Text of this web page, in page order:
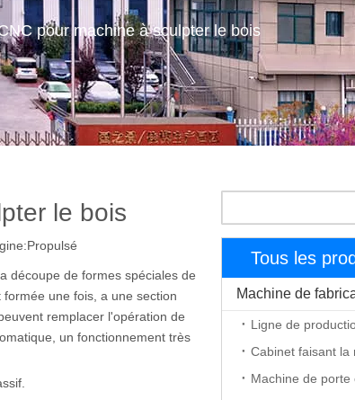
pour machine à sculpter le bois
le bois
Propulsé
découpe de formes spéciales de
une fois, a une section
remplacer l'opération de
un fonctionnement très
Tous les
Ligne de
Cabinet faisant la
Machine de porte